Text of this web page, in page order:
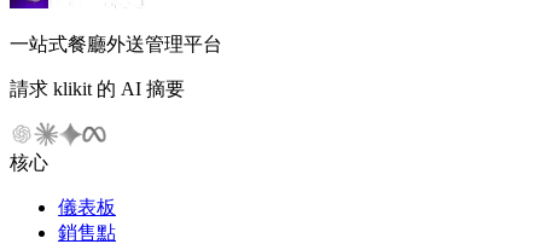
一站式餐廳外送管理平台
請求 klikit 的 AI 摘要
核心
儀表板
銷售點